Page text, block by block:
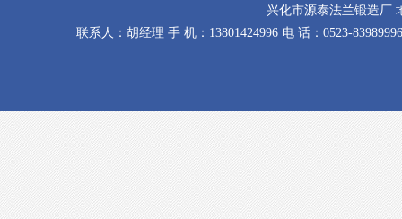
兴化市源泰法兰锻造厂
联系人：胡经理 手 机：13801424996 电 话：0523-